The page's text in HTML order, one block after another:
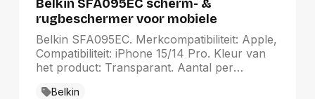
Belkin SFA095EC scherm- &
rugbeschermer voor mobiele
telefoons Doorzichtige
schermbeschermer Apple 1 stuk(s)
Belkin SFA095EC. Merkcompatibiliteit: Apple,
Compatibiliteit: iPhone 15/14 Pro. Kleur van
het product: Transparant. Aantal per
Belkin